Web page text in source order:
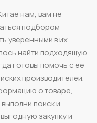
нам, вам не
подбором
уверенными в их
найти подходящую
готовы помочь с ее
производителей.
о товаре,
поиск и
закупку и